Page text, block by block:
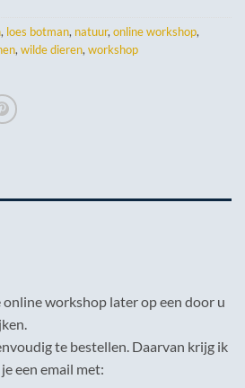
, loes botman, natuur, online workshop,
, wilde dieren, workshop
online workshop later op een door u
te bestellen. Daarvan krijg ik
een email met: